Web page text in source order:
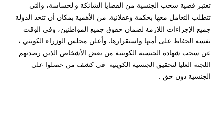
تعتبر قضية سحب الجنسية من القضايا الشائكة والحساسة، والتي
تتطلب التعامل معها بحكمة وعقلانية. من الأهمية بمكان أن تتخذ الدولة
جميع الإجراءات اللازمة لضمان حقوق جميع المواطنين، وفي الوقت
نفسه الحفاظ على أمنها واستقرارها. وأعلن مجلس الوزراء الكويتي ،
عن سحب شهادة الجنسية الكويتية من بعض الأشخاص الذين رصدتهم
اللجنة العليا لتحقيق الجنسية الكويتية في كشف من حصلوا على
الجنسية دون حق .